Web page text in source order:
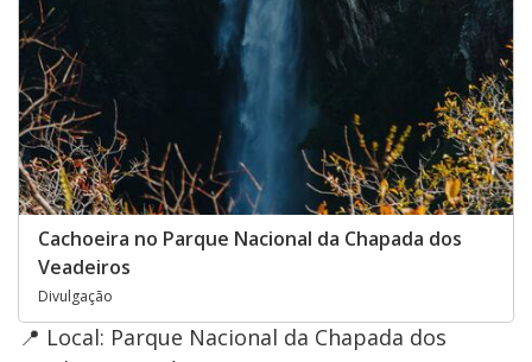
Cachoeira no Parque Nacional da Chapada dos
Veadeiros
Divulgação
📍 Local: Parque Nacional da Chapada dos